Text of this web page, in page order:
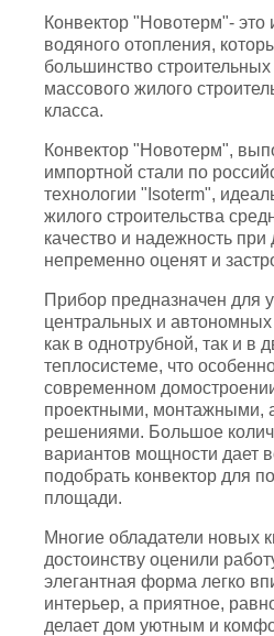
Конвектор "Новотерм"- это
водяного отопления,
большинство
массового жилого
класса.
Конвектор "Новотерм",
импортной стали по
технологии "Isoterm",
жилого строительства
качество и надежность при
непременно оценят и
Прибор предназначен для
центральных и
как в однотрубной, так и в
теплосистеме, что
современном
проектными, монтажными,
решениями. Большое
вариантов мощности дает
подобрать конвектор для
площади.
Многие обладатели новых
достоинству оценили
элегантная форма легко
интерьер, а приятное,
делает дом уютным и